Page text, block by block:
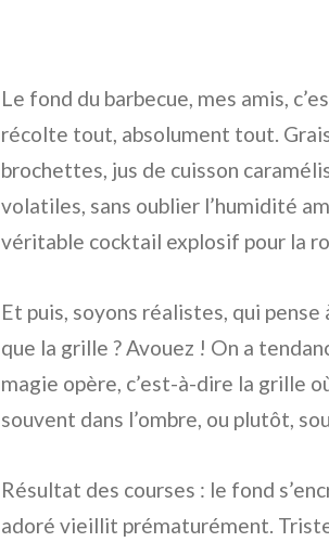
Le fond du barbecue, mes amis,
récolte tout, absolument tout.
brochettes, jus de cuisson
volatiles, sans oublier l’humidité
véritable cocktail explosif pour la
Et puis, soyons réalistes, qui
que la grille ? Avouez ! On a
magie opère, c’est-à-dire la grille
souvent dans l’ombre, ou plutôt,
Résultat des courses : le fond
adoré vieillit prématurément. Triste